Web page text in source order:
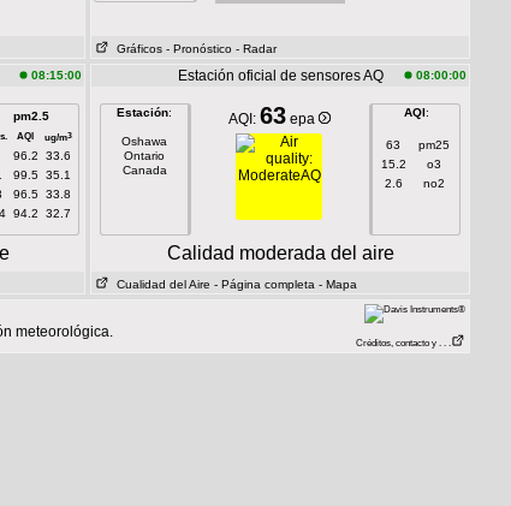
Gráficos - Pronóstico - Radar
08:15:00
pm2.5
AQI ug/m3
96.2
33.6
99.5 35.1
96.5 33.8
94.2 32.7
Estación oficial de sensores AQ 08:00:00
Estación:
Oshawa
Ontario
Canada
AQI: 63 epa AQI:
63
pm25
15.2
o3
2.6
no2
Calidad moderada del aire
Cualidad del Aire - Página completa - Mapa
meteorológica.
Créditos, contacto y . . .